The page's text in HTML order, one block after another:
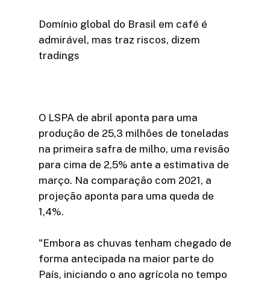
Domínio global do Brasil em café é
admirável, mas traz riscos, dizem
tradings
O LSPA de abril aponta para uma
produção de 25,3 milhões de toneladas
na primeira safra de milho, uma revisão
para cima de 2,5% ante a estimativa de
março. Na comparação com 2021, a
projeção aponta para uma queda de
1,4%.
"Embora as chuvas tenham chegado de
forma antecipada na maior parte do
País, iniciando o ano agrícola no tempo